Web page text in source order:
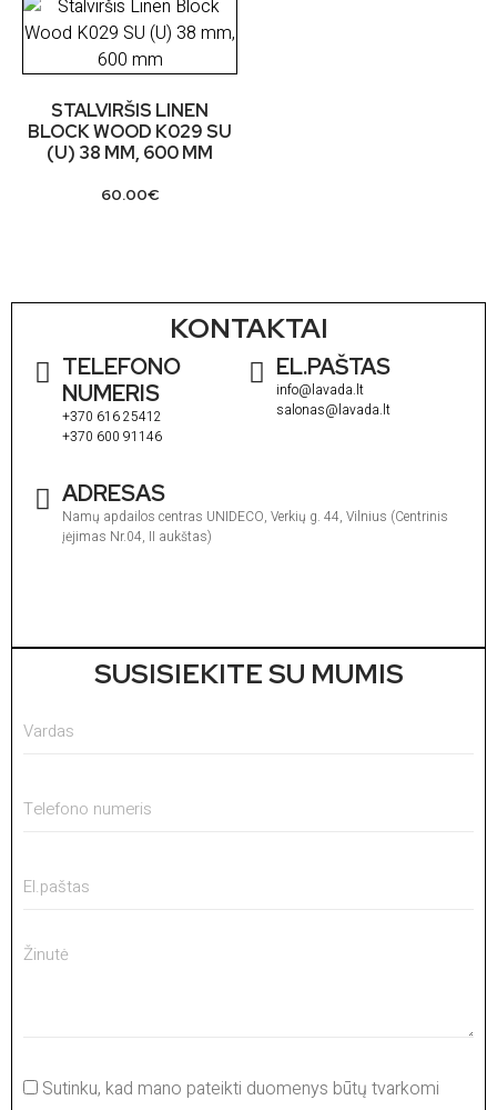
STALVIRŠIS LINEN
BLOCK WOOD K029 SU
(U) 38 MM, 600 MM
60.00€
KONTAKTAI
TELEFONO
NUMERIS
+370 616 25412
+370 600 91146
EL.PAŠTAS
info@lavada.lt
salonas@lavada.lt
ADRESAS
Namų apdailos centras UNIDECO, Verkių g. 44, Vilnius (Centrinis
įėjimas Nr.04, II aukštas)
SUSISIEKITE SU MUMIS
Sutinku, kad mano pateikti duomenys būtų tvarkomi